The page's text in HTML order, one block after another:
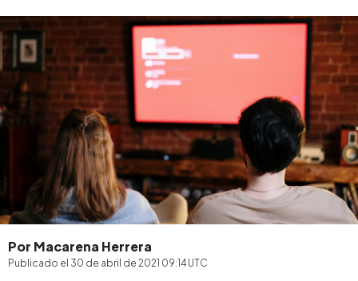
Por Macarena Herrera
Publicado el 30 de abril de 2021 09:14 UTC